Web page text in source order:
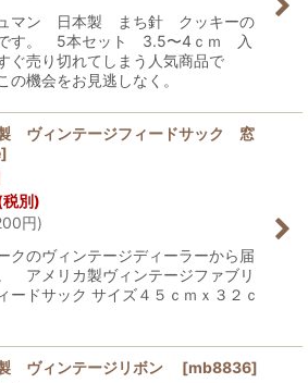
マン 日本製 まち針 クッキーの
す。 5本セット 3.5〜4ｃｍ 入
ぐ売り切れてしまう人気商品で
機会をお見逃しなく。
ヴィンテージフィードサック 窓
]
税別)
円)
クのヴィンテージディーラーから届
アメリカ製ヴィンテージファブリ
ドサック サイズ４５ｃｍｘ３２ｃ
ヴィンテージリボン [mb8836]